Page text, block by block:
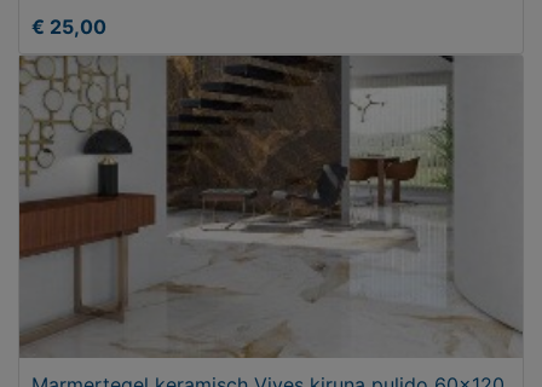
€ 25,00